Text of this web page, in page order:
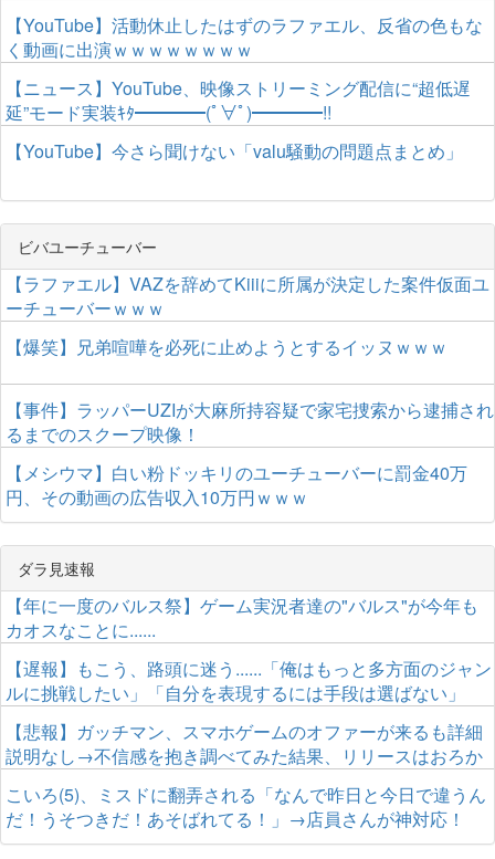
【YouTube】活動休止したはずのラファエル、反省の色もな
く動画に出演ｗｗｗｗｗｗｗｗ
【ニュース】YouTube、映像ストリーミング配信に“超低遅
延”モード実装ｷﾀ━━━━(ﾟ∀ﾟ)━━━━!!
【YouTube】今さら聞けない「valu騒動の問題点まとめ」
ビバユーチューバー
【ラファエル】VAZを辞めてKiiiに所属が決定した案件仮面ユ
ーチューバーｗｗｗ
【爆笑】兄弟喧嘩を必死に止めようとするイッヌｗｗｗ
【事件】ラッパーUZIが大麻所持容疑で家宅捜索から逮捕され
るまでのスクープ映像！
【メシウマ】白い粉ドッキリのユーチューバーに罰金40万
円、その動画の広告収入10万円ｗｗｗ
ダラ見速報
【年に一度のバルス祭】ゲーム実況者達の"バルス"が今年も
カオスなことに......
【遅報】もこう、路頭に迷う......「俺はもっと多方面のジャン
ルに挑戦したい」「自分を表現するには手段は選ばない」
【悲報】ガッチマン、スマホゲームのオファーが来るも詳細
説明なし→不信感を抱き調べてみた結果、リリースはおろか
こいろ(5)、ミスドに翻弄される「なんで昨日と今日で違うん
だ！うそつきだ！あそばれてる！」→店員さんが神対応！